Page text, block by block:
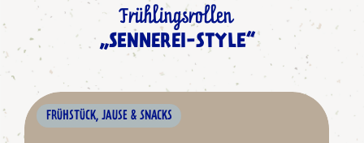
Frühlingsrollen
„SENNEREI-STYLE“
FRÜHSTÜCK, JAUSE & SNACKS